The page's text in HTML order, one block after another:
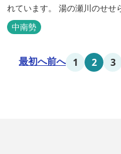
れています。 湯の瀬川のせせ
館 清少納言です。柔らかく
もったおもてなしを心掛けて
中南勢
最初へ前へ 1 2 3